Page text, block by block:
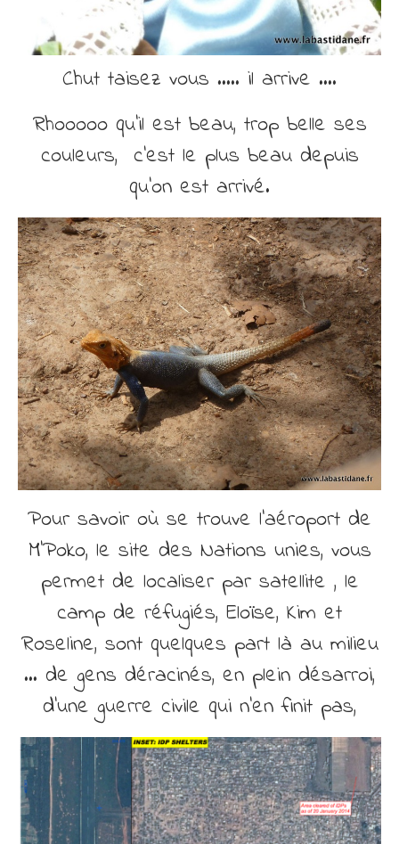
Chut taisez vous ….. il arrive ….
Rhooooo qu’il est beau, trop belle ses
couleurs, c’est le plus beau depuis
qu’on est arrivé.
Pour savoir où se trouve l’aéroport de
M’Poko, le site des Nations unies, vous
permet de localiser par satellite , le
camp de réfugiés, Eloïse, Kim et
Roseline, sont quelques part là au milieu
… de gens déracinés, en plein désarroi,
d’une guerre civile qui n’en finit pas,